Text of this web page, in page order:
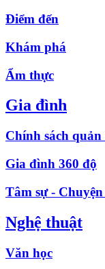
Điểm đến
Khám phá
Ẩm thực
Gia đình
Chính sách quản
Gia đình 360 độ
Tâm sự -
Nghệ thuật
Văn học